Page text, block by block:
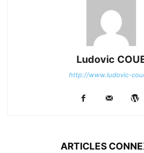
Ludovic
http://www.ludovic-
ARTICLES